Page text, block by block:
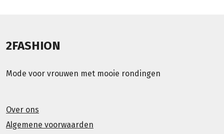
2FASHION
Mode voor vrouwen met mooie rondingen
Over ons
Algemene voorwaarden